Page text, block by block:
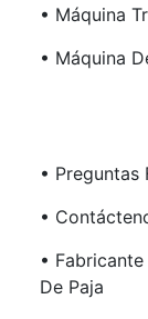
• Máquina
• Máquina
• Preguntas
•
•
De Paja